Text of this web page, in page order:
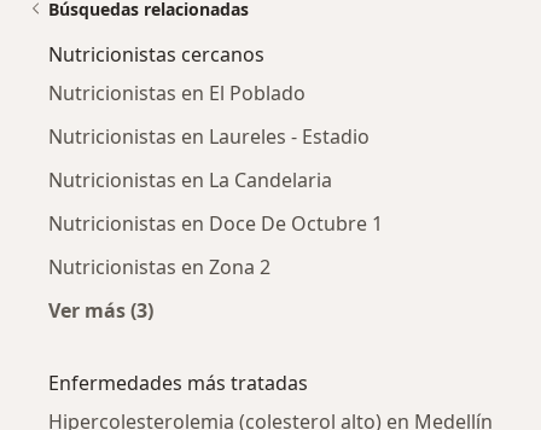
Búsquedas relacionadas
Nutricionistas cercanos
Nutricionistas en El Poblado
Nutricionistas en Laureles - Estadio
Nutricionistas en La Candelaria
Nutricionistas en Doce De Octubre 1
Nutricionistas en Zona 2
Ver más (3)
Enfermedades más tratadas
Hipercolesterolemia (colesterol alto) en Medellín